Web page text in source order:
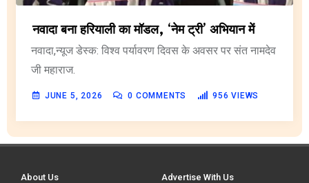
नवादा बना हरियाली का मॉडल, ‘नेम ट्री’ अभियान में
नवादा,न्यूज डेस्क: विश्व पर्यावरण दिवस के अवसर पर संत नामदेव
जी महाराज.
JUNE 5, 2026 0 COMMENTS 956 VIEWS
About Us Advertise With Us